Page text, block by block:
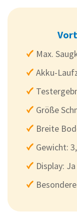
Max.
Akku-
Größe
Breite
Gewicht:
Display: Ja